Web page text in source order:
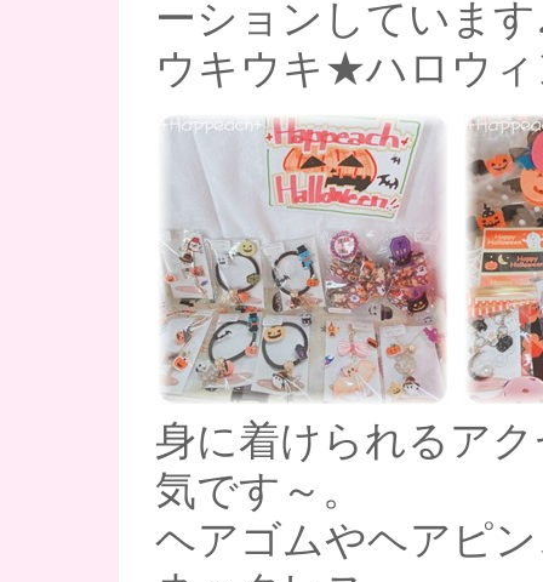
ーションしています
ウキウキ★ハロウィ
身に着けられるア
気です～。
ヘアゴムやヘアピ